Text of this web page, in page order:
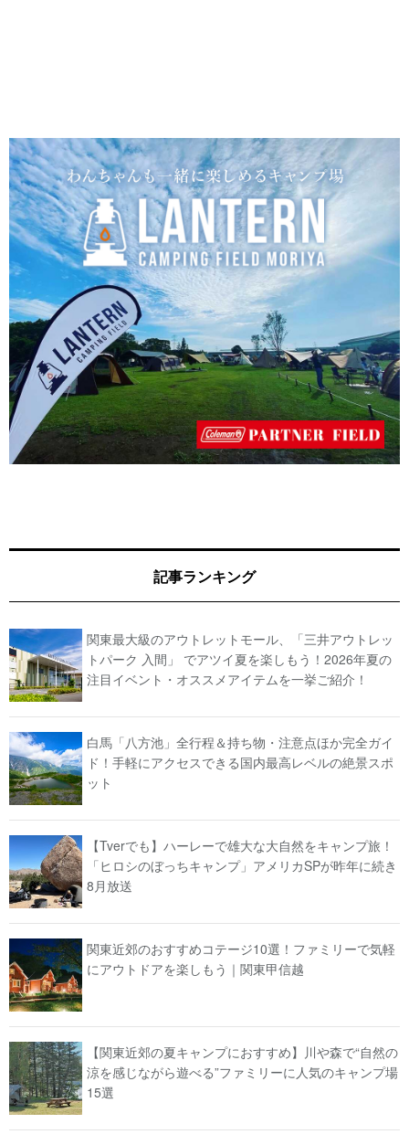
記事ランキング
関東最大級のアウトレットモール、「三井アウトレッ
トパーク 入間」 でアツイ夏を楽しもう！2026年夏の
注目イベント・オススメアイテムを一挙ご紹介！
白馬「八方池」全行程＆持ち物・注意点ほか完全ガイ
ド！手軽にアクセスできる国内最高レベルの絶景スポ
ット
【Tverでも】ハーレーで雄大な大自然をキャンプ旅！
「ヒロシのぼっちキャンプ」アメリカSPが昨年に続き
8月放送
関東近郊のおすすめコテージ10選！ファミリーで気軽
にアウトドアを楽しもう｜関東甲信越
【関東近郊の夏キャンプにおすすめ】川や森で“自然の
涼を感じながら遊べる”ファミリーに人気のキャンプ場
15選